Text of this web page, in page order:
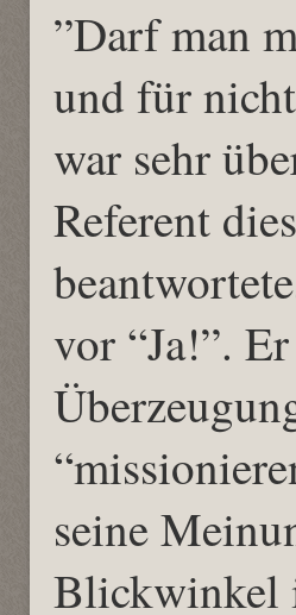
”Darf man
und für
war sehr
Referent
vor “Ja!”.
seine
Blickwinkel